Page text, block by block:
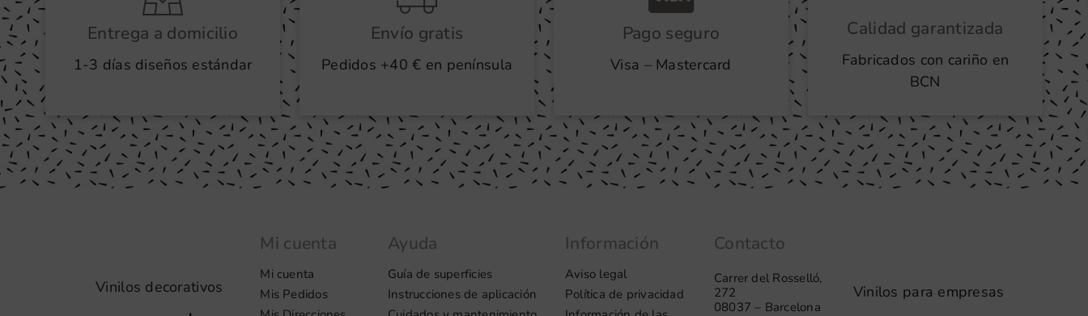
Entrega a domicilio
1-3 días diseños estándar
Envío gratis
Pedidos +40 € en península
Pago seguro
Visa – Mastercard
Calidad garantizada
Fabricados con cariño en
BCN
Vinilos decorativos
Mi cuenta
Mi cuenta
Mis Pedidos
Ayuda
Guía de superficies
Instrucciones de aplicación
Información
Aviso legal
Política de privacidad
Contacto
Carrer del Rosselló,
272
08037 – Barcelona
Vinilos para empresas